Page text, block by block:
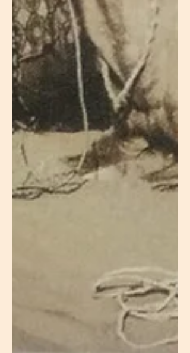
difficoltà e sfide, l’associazione ha
saputo rafforzare la propria presenza
sul territorio, portando avanti progetti
umanitari e iniziative di volontariato
internazionale a favore di bambini,
giovani e famiglie in condizioni di
estrema v